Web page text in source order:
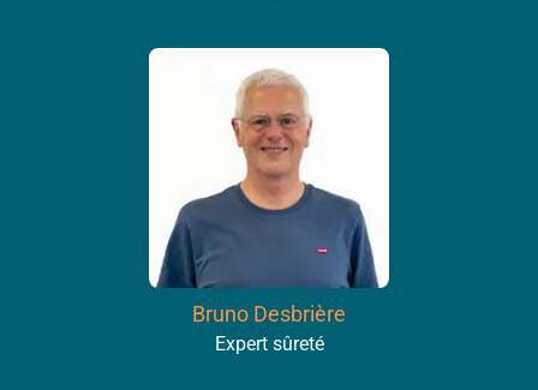
Bruno Desbrière
Expert sûreté